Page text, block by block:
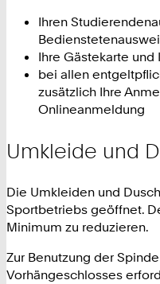
Ihren
Ihre Gästekarte
bei allen
zusätzlich Ihre
Onlineanmeldung
Umkleide und
Die Umkleiden und
Sportbetriebs geöffnet.
Minimum zu reduzieren.
Zur Benutzung der
Vorhängeschlosses